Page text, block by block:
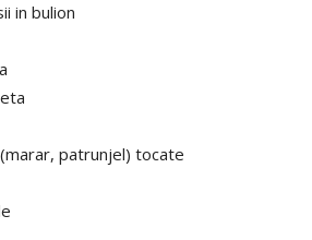
in bulion
patrunjel) tocate